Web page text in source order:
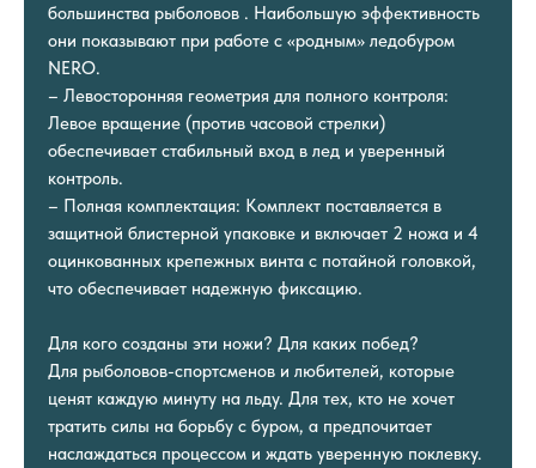
большинства рыболовов . Наибольшую эффективность
они показывают при работе с «родным» ледобуром
NERO.
– Левосторонняя геометрия для полного контроля:
Левое вращение (против часовой стрелки)
обеспечивает стабильный вход в лед и уверенный
контроль.
– Полная комплектация: Комплект поставляется в
защитной блистерной упаковке и включает 2 ножа и 4
оцинкованных крепежных винта с потайной головкой,
что обеспечивает надежную фиксацию.
Для кого созданы эти ножи? Для каких побед?
Для рыболовов-спортсменов и любителей, которые
ценят каждую минуту на льду. Для тех, кто не хочет
тратить силы на борьбу с буром, а предпочитает
наслаждаться процессом и ждать уверенную поклевку.